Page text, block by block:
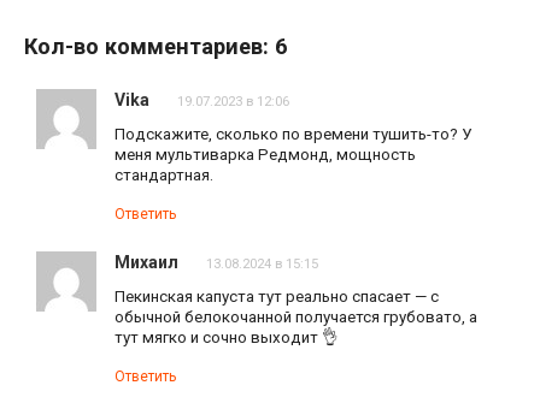
Кол-во комментариев: 6
Vika 19.07.2023 в 12:06
Подскажите, сколько по времени тушить-то? У
меня мультиварка Редмонд, мощность
стандартная.
Ответить
Михаил 13.08.2024 в 15:15
Пекинская капуста тут реально спасает — с
обычной белокочанной получается грубовато, а
тут мягко и сочно выходит 👌
Ответить